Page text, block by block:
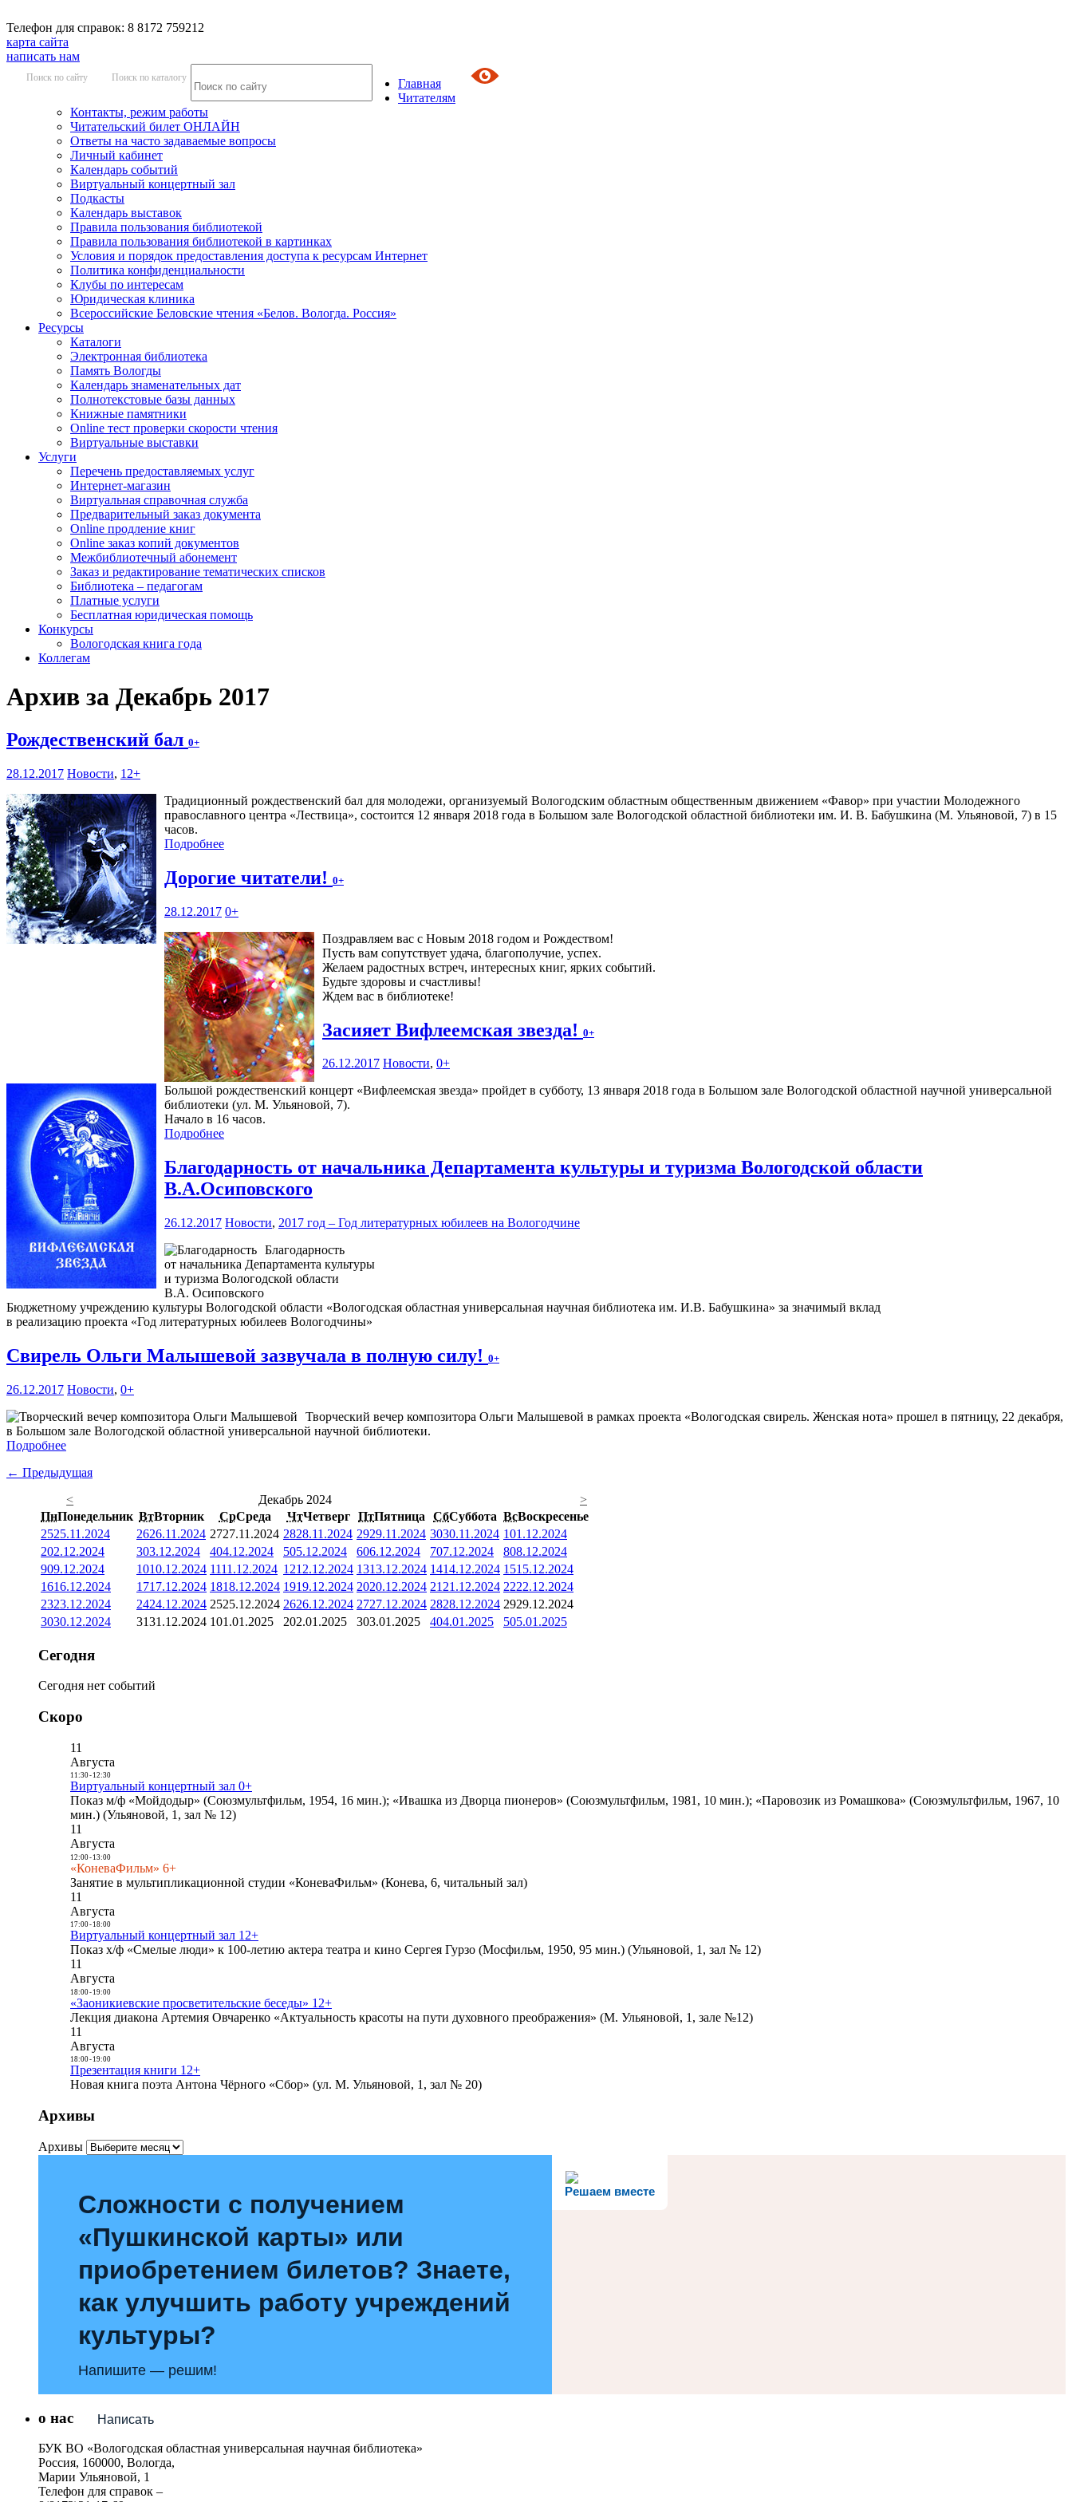
Телефон для справок: 8 8172 759212
карта сайта
написать нам
Поиск по сайту Поиск по каталогу
Главная
Читателям
Контакты, режим работы
Читательский билет ОНЛАЙН
Ответы на часто задаваемые вопросы
Личный кабинет
Календарь событий
Виртуальный концертный зал
Подкасты
Календарь выставок
Правила пользования библиотекой
Правила пользования библиотекой в картинках
Условия и порядок предоставления доступа к ресурсам Интернет
Политика конфиденциальности
Клубы по интересам
Юридическая клиника
Всероссийские Беловские чтения «Белов. Вологда. Россия»
Ресурсы
Каталоги
Электронная библиотека
Память Вологды
Календарь знаменательных дат
Полнотекстовые базы данных
Книжные памятники
Online тест проверки скорости чтения
Виртуальные выставки
Услуги
Перечень предоставляемых услуг
Интернет-магазин
Виртуальная справочная служба
Предварительный заказ документа
Online продление книг
Online заказ копий документов
Межбиблиотечный абонемент
Заказ и редактирование тематических списков
Библиотека – педагогам
Платные услуги
Бесплатная юридическая помощь
Конкурсы
Вологодская книга года
Коллегам
Архив за Декабрь 2017
Рождественский бал 0+
28.12.2017 Новости, 12+
Традиционный рождественский бал для молодежи, организуемый Вологодским областным общественным движением «Фавор» при участии Молодежного
православного центра «Лествица», состоится 12 января 2018 года в Большом зале Вологодской областной библиотеки им. И. В. Бабушкина (М. Ульяновой, 7) в 15
часов.
Подробнее
Дорогие читатели! 0+
28.12.2017 0+
Поздравляем вас с Новым 2018 годом и Рождеством!
Пусть вам сопутствует удача, благополучие, успех.
Желаем радостных встреч, интересных книг, ярких событий.
Будьте здоровы и счастливы!
Ждем вас в библиотеке!
Засияет Вифлеемская звезда! 0+
26.12.2017 Новости, 0+
Большой рождественский концерт «Вифлеемская звезда» пройдет в субботу, 13 января 2018 года в Большом зале Вологодской областной научной универсальной
библиотеки (ул. М. Ульяновой, 7).
Начало в 16 часов.
Подробнее
Благодарность от начальника Департамента культуры и туризма Вологодской области
В.А.Осиповского
26.12.2017 Новости, 2017 год – Год литературных юбилеев на Вологодчине
Благодарность
от начальника Департамента культуры
и туризма Вологодской области
В.А. Осиповского
Бюджетному учреждению культуры Вологодской области «Вологодская областная универсальная научная библиотека им. И.В. Бабушкина» за значимый вклад
в реализацию проекта «Год литературных юбилеев Вологодчины»
Свирель Ольги Малышевой зазвучала в полную силу! 0+
26.12.2017 Новости, 0+
Творческий вечер композитора Ольги Малышевой в рамках проекта «Вологодская свирель. Женская нота» прошел в пятницу, 22 декабря,
в Большом зале Вологодской областной универсальной научной библиотеки.
Подробнее
← Предыдущая
<
Декабрь 2024
>
ПнПонедельник ВтВторник СрСреда ЧтЧетверг ПтПятница СбСуббота ВсВоскресенье
2525.11.2024 2626.11.2024 2727.11.2024 2828.11.2024 2929.11.2024 3030.11.2024 101.12.2024
202.12.2024 303.12.2024 404.12.2024 505.12.2024 606.12.2024 707.12.2024 808.12.2024
909.12.2024 1010.12.2024 1111.12.2024 1212.12.2024 1313.12.2024 1414.12.2024 1515.12.2024
1616.12.2024 1717.12.2024 1818.12.2024 1919.12.2024 2020.12.2024 21 21.12.2024 2222.12.2024
2323.12.2024 2424.12.2024 2525.12.2024 2626.12.2024 2727.12.2024 2828.12.2024 2929.12.2024
3030.12.2024 3131.12.2024 101.01.2025 202.01.2025 303.01.2025 404.01.2025 505.01.2025
Сегодня
Сегодня нет событий
Скоро
11
Августа
11:30- 12:30
Виртуальный концертный зал 0+
Показ м/ф «Мойдодыр» (Союзмультфильм, 1954, 16 мин.); «Ивашка из Дворца пионеров» (Союзмультфильм, 1981, 10 мин.); «Паровозик из Ромашкова» (Союзмультфильм, 1967, 10
мин.) (Ульяновой, 1, зал № 12)
11
Августа
12:00- 13:00
«КоневаФильм» 6+
Занятие в мультипликационной студии «КоневаФильм» (Конева, 6, читальный зал)
11
Августа
17:00- 18:00
Виртуальный концертный зал 12+
Показ х/ф «Смелые люди» к 100-летию актера театра и кино Сергея Гурзо (Мосфильм, 1950, 95 мин.) (Ульяновой, 1, зал № 12)
11
Августа
18:00- 19:00
«Заоникиевские просветительские беседы» 12+
Лекция диакона Артемия Овчаренко «Актуальность красоты на пути духовного преображения» (М. Ульяновой, 1, зале №12)
11
Августа
18:00- 19:00
Презентация книги 12+
Новая книга поэта Антона Чёрного «Сбор» (ул. М. Ульяновой, 1, зал № 20)
Архивы
Архивы
Решаем вместе
Сложности с получением
«Пушкинской карты» или
приобретением билетов? Знаете,
как улучшить работу учреждений
культуры?
Напишите — решим!
Написать
о нас
БУК ВО «Вологодская областная универсальная научная библиотека»
Россия, 160000, Вологда,
Марии Ульяновой, 1
Телефон для справок –